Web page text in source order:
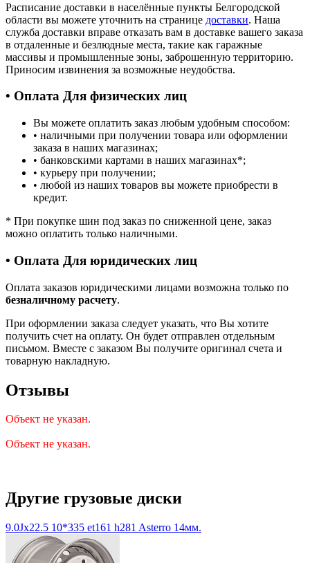
Расписание доставки в населённые пункты Белгородской
области вы можете уточнить на странице доставки. Наша
служба доставки вправе отказать вам в доставке вашего заказа
в отдаленные и безлюдные места, такие как гаражные
массивы и промышленные зоны, заброшенную территорию.
Приносим извинения за возможные неудобства.
• Оплата Для физических лиц
Вы можете оплатить заказ любым удобным способом:
• наличными при получении товара или оформлении
заказа в наших магазинах;
• банковскими картами в наших магазинах*;
• курьеру при получении;
• любой из наших товаров вы можете приобрести в
кредит.
* При покупке шин под заказ по сниженной цене, заказ
можно оплатить только наличными.
• Оплата Для юридических лиц
Оплата заказов юридическими лицами возможна только по
безналичному расчету.
При оформлении заказа следует указать, что Вы хотите
получить счет на оплату. Он будет отправлен отдельным
письмом. Вместе с заказом Вы получите оригинал счета и
товарную накладную.
Отзывы
Объект не указан.
Объект не указан.
Другие грузовые диски
9.0Jx22.5 10*335 et161 h281 Asterro 14мм.